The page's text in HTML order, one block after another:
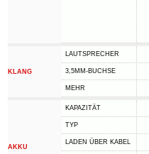
KLANG
LAUTSPRECHER
3,5MM-BUCHSE
MEHR
AKKU
KAPAZITÄT
TYP
LADEN ÜBER KABEL